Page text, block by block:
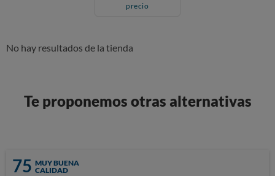
precio
No hay resultados de la tienda
Te proponemos otras alternativas
75 MUY BUENA
CALIDAD